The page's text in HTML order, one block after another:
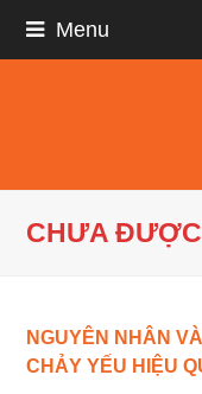
Menu
CHƯA
NGUYÊN NHÂN
CHẢY YẾU HIỆU